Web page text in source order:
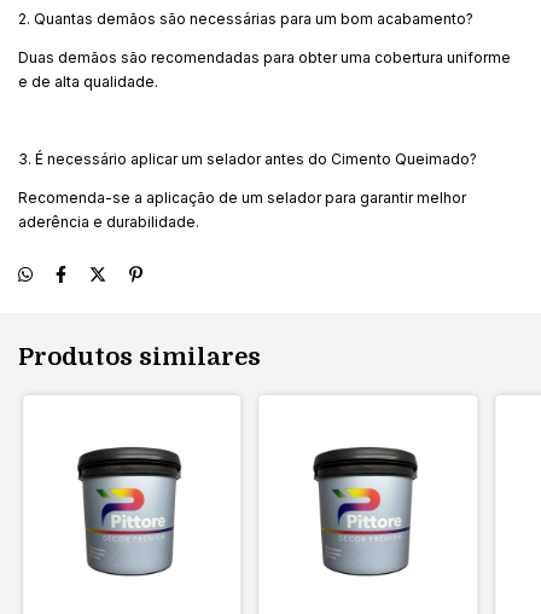
2. Quantas demãos são necessárias para um bom acabamento?
Duas demãos são recomendadas para obter uma cobertura uniforme
e de alta qualidade.
3. É necessário aplicar um selador antes do Cimento Queimado?
Recomenda-se a aplicação de um selador para garantir melhor
aderência e durabilidade.
Produtos similares